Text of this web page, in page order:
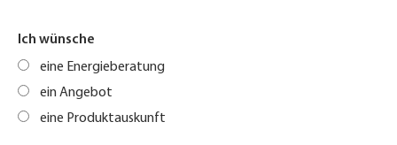
Ich wünsche
eine Energieberatung
ein Angebot
eine Produktauskunft